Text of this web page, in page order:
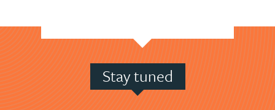
Stay tuned